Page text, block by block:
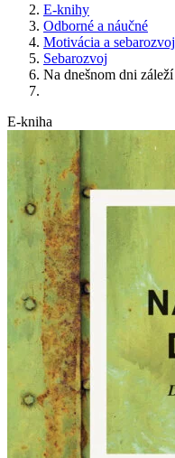
E-knihy
Odborné a náučné
Motivácia a sebarozvoj
Sebarozvoj
Na dnešnom dni záleží
E-kniha